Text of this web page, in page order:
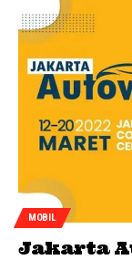
MOBIL
Jakarta